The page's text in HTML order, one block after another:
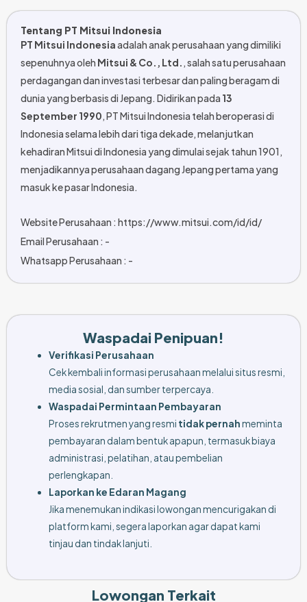
Tentang PT Mitsui Indonesia
PT Mitsui Indonesiaadalah anak perusahaan yang dimiliki
sepenuhnya oleh Mitsui & Co., Ltd. , salah satu perusahaan
perdagangan dan investasi terbesar dan paling beragam di
dunia yang berbasis di Jepang. Didirikan pada 13
September 1990, PT Mitsui Indonesia telah beroperasi di
Indonesia selama lebih dari tiga dekade, melanjutkan
kehadiran Mitsui di Indonesia yang dimulai sejak tahun 1901,
menjadikannya perusahaan dagang Jepang pertama yang
masuk ke pasar Indonesia.
Website Perusahaan : https://www.mitsui.com/id/id/
Email Perusahaan : -
Whatsapp Perusahaan : -
Waspadai Penipuan!
Verifikasi Perusahaan
Cek kembali informasi perusahaan melalui situs resmi,
media sosial, dan sumber terpercaya.
Waspadai Permintaan Pembayaran
Proses rekrutmen yang resmi tidak pernahmeminta
pembayaran dalam bentuk apapun, termasuk biaya
administrasi, pelatihan, atau pembelian
perlengkapan.
Laporkan ke Edaran Magang
Jika menemukan indikasi lowongan mencurigakan di
platform kami, segera laporkan agar dapat kami
tinjau dan tindak lanjuti.
Lowongan Terkait